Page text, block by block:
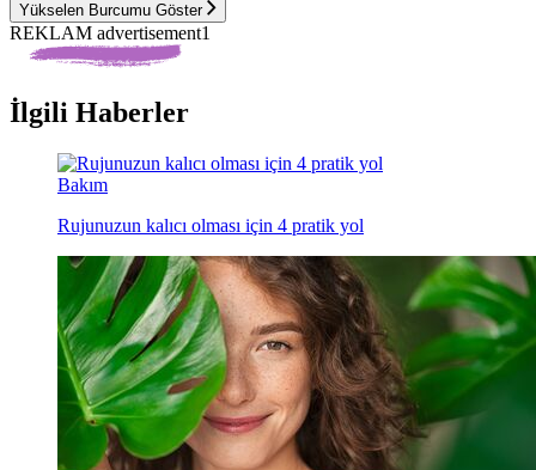
Yükselen Burcumu Göster
REKLAM advertisement1
İlgili Haberler
Bakım
Rujunuzun kalıcı olması için 4 pratik yol